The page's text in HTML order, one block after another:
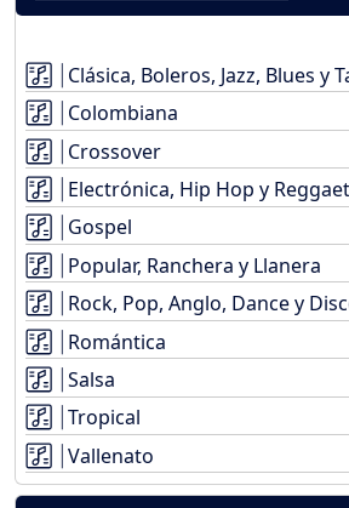
Clásica, Boleros, Jazz, Blues y
Colombiana
Crossover
Electrónica, Hip Hop y
Gospel
Popular, Ranchera y Llanera
Rock, Pop, Anglo, Dance y
Romántica
Salsa
Tropical
Vallenato